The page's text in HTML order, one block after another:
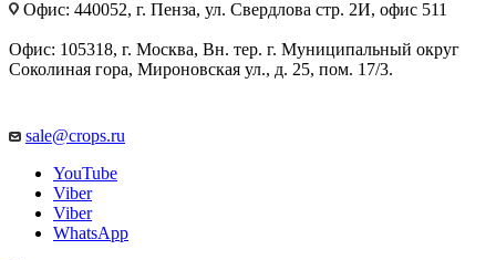
Офис: 440052, г. Пенза, ул. Свердлова стр. 2И, офис 511
Офис: 105318, г. Москва, Вн. тер. г. Муниципальный округ
Соколиная гора, Мироновская ул., д. 25, пом. 17/3.
sale@crops.ru
YouTube
Viber
Viber
WhatsApp